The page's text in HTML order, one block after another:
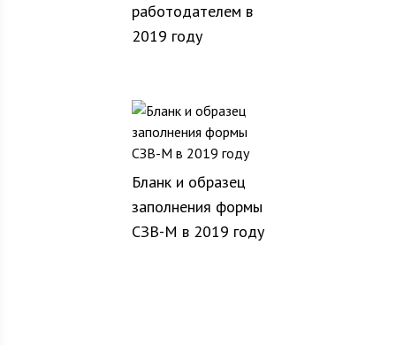
работодателем в
2019 году
Бланк и образец
заполнения формы
СЗВ-М в 2019 году